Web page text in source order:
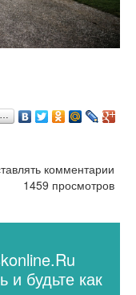
комментарии
1459 просмотров
и будьте как